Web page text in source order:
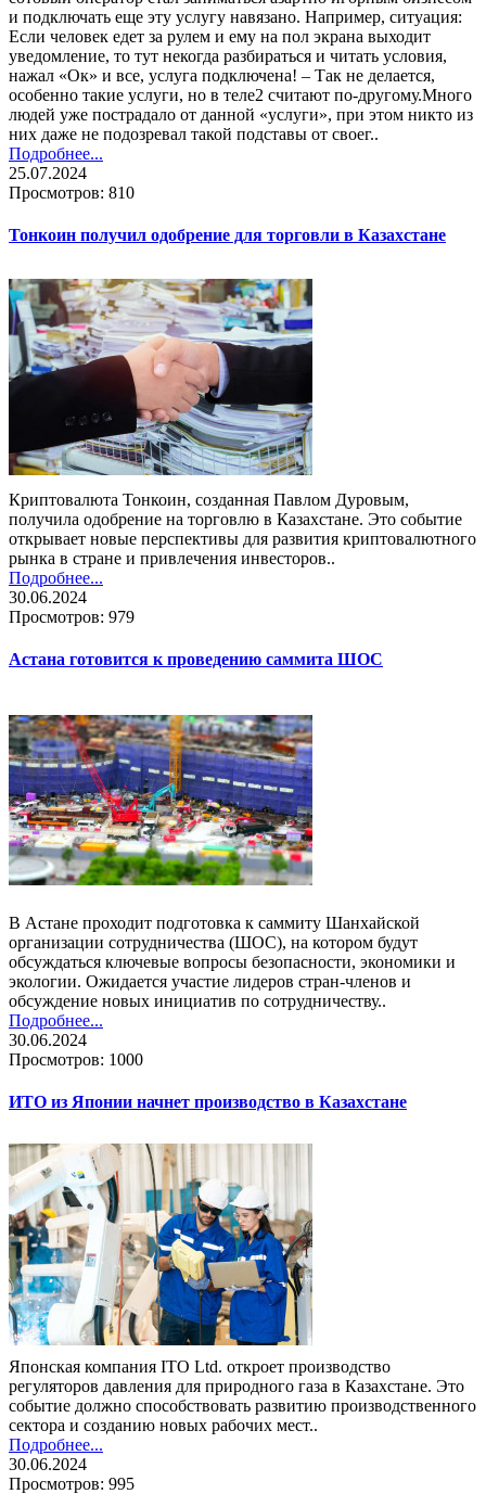
и подключать еще эту услугу навязано. Например, ситуация:
Если человек едет за рулем и ему на пол экрана выходит
уведомление, то тут некогда разбираться и читать условия,
нажал «Ок» и все, услуга подключена! – Так не делается,
особенно такие услуги, но в теле2 считают по-другому.Много
людей уже пострадало от данной «услуги», при этом никто из
них даже не подозревал такой подставы от своег..
Подробнее...
25.07.2024
Просмотров: 810
Тонкоин получил одобрение для торговли в Казахстане
Криптовалюта Тонкоин, созданная Павлом Дуровым,
получила одобрение на торговлю в Казахстане. Это событие
открывает новые перспективы для развития криптовалютного
рынка в стране и привлечения инвесторов..
Подробнее...
30.06.2024
Просмотров: 979
Астана готовится к проведению саммита ШОС
В Астане проходит подготовка к саммиту Шанхайской
организации сотрудничества (ШОС), на котором будут
обсуждаться ключевые вопросы безопасности, экономики и
экологии. Ожидается участие лидеров стран-членов и
обсуждение новых инициатив по сотрудничеству​..
Подробнее...
30.06.2024
Просмотров: 1000
ИТО из Японии начнет производство в Казахстане
Японская компания ITO Ltd. откроет производство
регуляторов давления для природного газа в Казахстане. Это
событие должно способствовать развитию производственного
сектора и созданию новых рабочих мест..
Подробнее...
30.06.2024
Просмотров: 995